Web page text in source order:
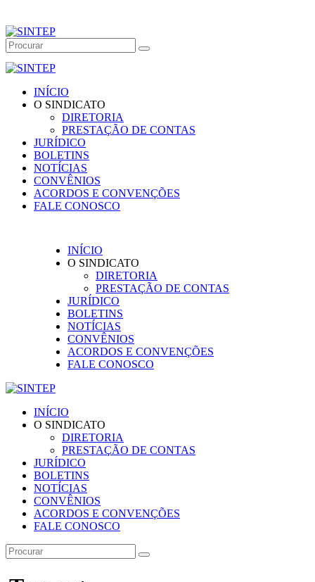
INÍCIO
O SINDICATO
DIRETORIA
PRESTAÇÃO DE CONTAS
JURÍDICO
BOLETINS
NOTÍCIAS
CONVÊNIOS
ACORDOS E CONVENÇÕES
FALE CONOSCO
INÍCIO
O SINDICATO
DIRETORIA
PRESTAÇÃO DE CONTAS
JURÍDICO
BOLETINS
NOTÍCIAS
CONVÊNIOS
ACORDOS E CONVENÇÕES
FALE CONOSCO
INÍCIO
O SINDICATO
DIRETORIA
PRESTAÇÃO DE CONTAS
JURÍDICO
BOLETINS
NOTÍCIAS
CONVÊNIOS
ACORDOS E CONVENÇÕES
FALE CONOSCO